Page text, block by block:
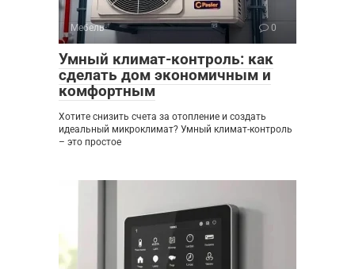
Мебель 0
Умный климат-контроль: как
сделать дом экономичным и
комфортным
Хотите снизить счета за отопление и создать
идеальный микроклимат? Умный климат-контроль
– это простое